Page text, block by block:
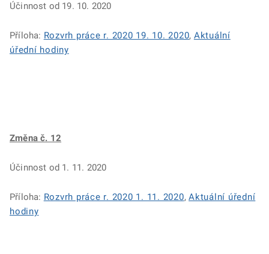
Účinnost od 19. 10. 2020
Příloha: Rozvrh práce r. 2020 19. 10. 2020, Aktuální
úřední hodiny
Změna č. 12
Účinnost od 1. 11. 2020
Příloha: Rozvrh práce r. 2020 1. 11. 2020,Aktuální úřední
hodiny